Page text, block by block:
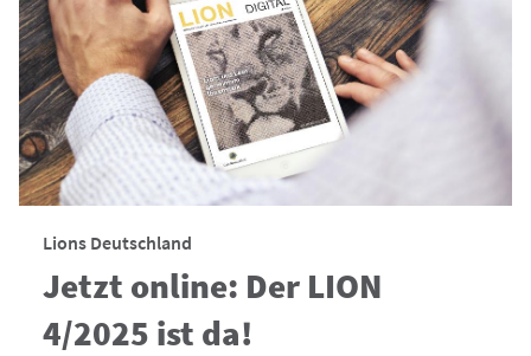
Lions Deutschland
Jetzt online: Der LION
4/2025 ist da!